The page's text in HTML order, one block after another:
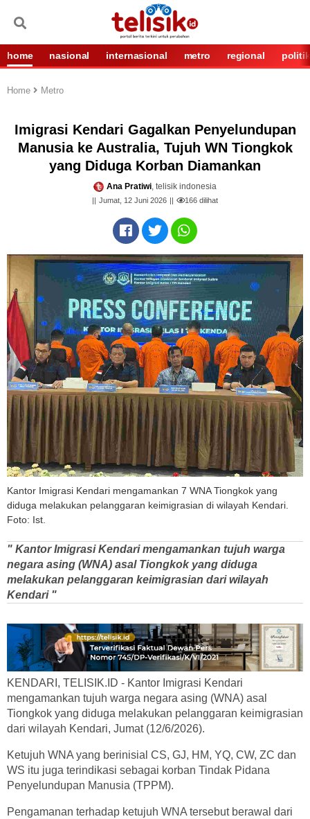
home nasional internasional metro regional politik
Home Metro
Imigrasi Kendari Gagalkan Penyelundupan
Manusia ke Australia, Tujuh WN Tiongkok
yang Diduga Korban Diamankan
Ana Pratiwi, telisik indonesia
Jumat, 12 Juni 2026 166 dilihat
Kantor Imigrasi Kendari mengamankan 7 WNA Tiongkok yang
diduga melakukan pelanggaran keimigrasian di wilayah Kendari.
Foto: Ist.
" Kantor Imigrasi Kendari mengamankan tujuh warga
negara asing (WNA) asal Tiongkok yang diduga
melakukan pelanggaran keimigrasian dari wilayah
Kendari "
KENDARI, TELISIK.ID - Kantor Imigrasi Kendari
mengamankan tujuh warga negara asing (WNA) asal
Tiongkok yang diduga melakukan pelanggaran keimigrasian
dari wilayah Kendari, Jumat (12/6/2026).
Ketujuh WNA yang berinisial CS, GJ, HM, YQ, CW, ZC dan
WS itu juga terindikasi sebagai korban Tindak Pidana
Penyelundupan Manusia (TPPM).
Pengamanan terhadap ketujuh WNA tersebut berawal dari